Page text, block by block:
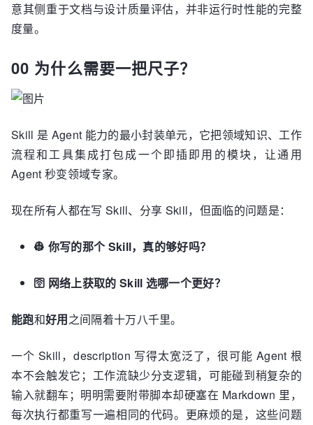
意其侧重于文档与设计质量评估，并非运行时性能的完整
度量。
00 为什么需要一把尺子？
Skill 是 Agent 能力的最小封装单元，它把领域知识、工作
流程和工具集成打包成一个即插即用的模块，让通用
Agent 秒变领域专家。
现在所有人都在写 Skill、分享 Skill，但面临的问题是：
👷 你写的那个 Skill，真的够好吗？
🛜 网络上获取的 Skill 选哪一个更好？
能跑和好用之间隔着十万八千里。
一个 Skill，description 写得太宽泛了，很可能 Agent 根
本不会触发它；工作流缺少分支逻辑，可能碰到稍复杂的
输入就翻车；明明需要附带脚本却硬塞在 Markdown 里，
每次执行都重写一遍相同的代码。更麻烦的是，这些问题